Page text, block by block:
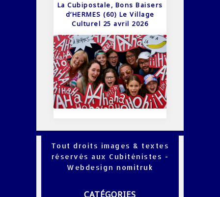
La Cubipostale, Bons Baisers
d’HERMES (60) Le Village
Culturel 25 avril 2026
Tout droits images & textes
réservés aux Cubiténistes -
Webdesign nomitruk
CATÉGORIES